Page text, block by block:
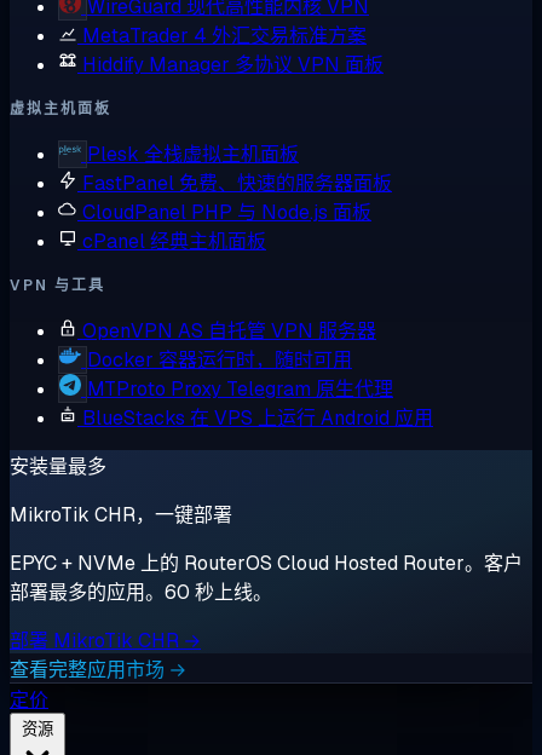
WireGuard 现代高性能内核 VPN
MetaTrader 4 外汇交易标准方案
Hiddify Manager 多协议 VPN 面板
虚拟主机面板
Plesk 全栈虚拟主机面板
FastPanel 免费、快速的服务器面板
CloudPanel PHP 与 Node.js 面板
cPanel经典主机面板
VPN 与工具
OpenVPN AS 自托管 VPN 服务器
Docker 容器运行时，随时可用
MTProto Proxy Telegram 原生代理
BlueStacks 在 VPS 上运行 Android 应用
安装量最多
MikroTik CHR，一键部署
EPYC + NVMe 上的 RouterOS Cloud Hosted Router。客户
部署最多的应用。60 秒上线。
部署 MikroTik CHR →
查看完整应用市场 →
定价